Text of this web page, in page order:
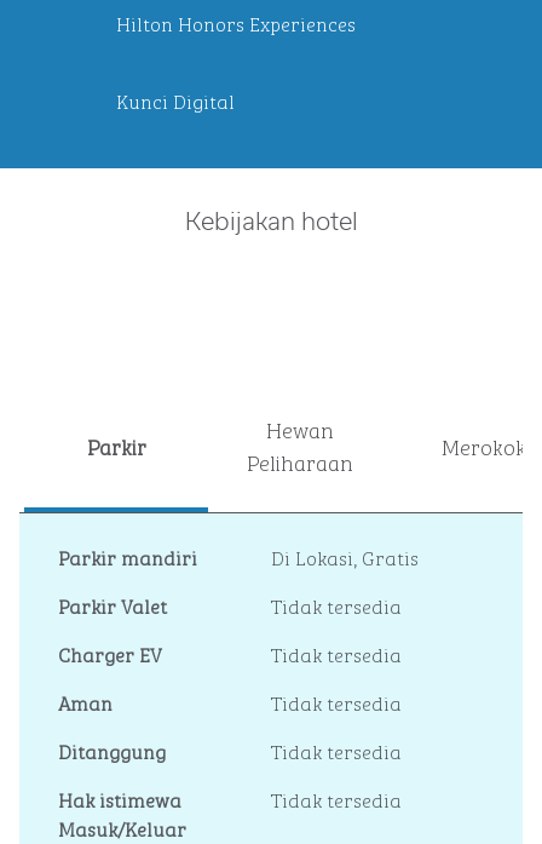
Hilton Honors Experiences
Kunci Digital
Kebijakan hotel
Parkir
Hewan
Peliharaan
Merokok
Parkir mandiri Di Lokasi, Gratis
Parkir Valet
Tidak tersedia
Charger EV
Tidak tersedia
Aman
Tidak tersedia
Ditanggung
Tidak tersedia
Hak istimewa
Masuk/Keluar
Tidak tersedia